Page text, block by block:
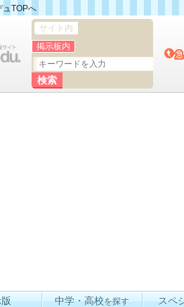
ュTOPへ
サイト内
掲示板内
中学・高校を探す スペ